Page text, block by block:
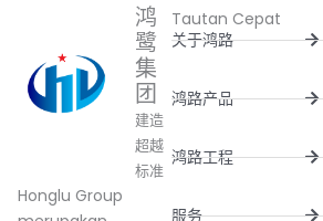
鸿
鹭
集
团
建造
超越
标准
Honglu Group
Tautan Cepat
关于鸿路
鸿路产品
鸿路工程
服务